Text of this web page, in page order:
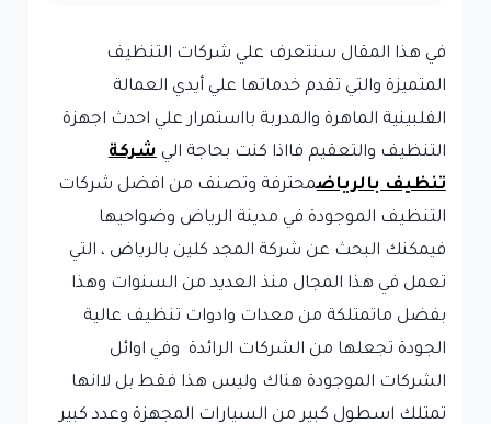
في هذا المقال سنتعرف علي شركات التنظيف
المتميزة والتي تقدم خدماتها علي أيدي العمالة
الفلبينية الماهرة والمدربة بااستمرار علي احدث اجهزة
التنظيف والتعقيم فااذا كنت بحاجة اليشركة
تنظيف بالرياضمحترفة وتصنف من افضل شركات
التنظيف الموجودة في مدينة الرياض وضواحيها
فيمكنك البحث عن شركة المجد كلين بالرياض ، التي
تعمل في هذا المجال منذ العديد من السنوات وهذا
بفضل ماتمتلكة من معدات وادوات تنظيف عالية
الجودة تجعلها من الشركات الرائدة وفي اوائل
الشركات الموجودة هناك وليس هذا فقط بل لاانها
تمتلك اسطول كبير من السيارات المجهزة وعدد كبير